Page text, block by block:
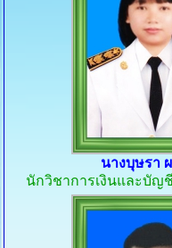
นางบุษรา
นักวิชาการเงินและบัญ